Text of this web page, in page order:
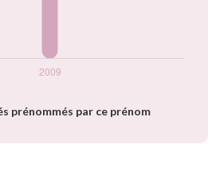
prénommés par ce prénom